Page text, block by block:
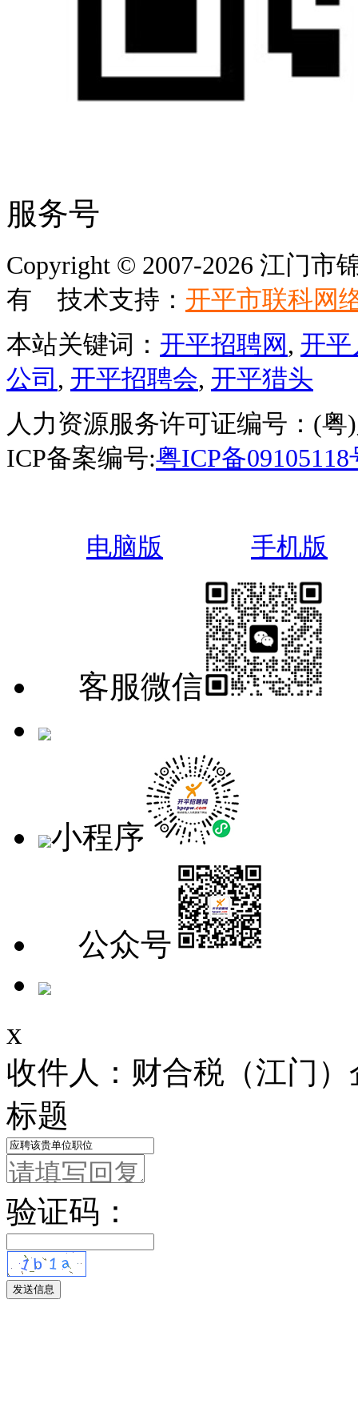
服务号
Copyright © 2007-2026 江门市
有 技术支持： 开平市联科网
本站关键词： 开平招聘网 , 开
公司 , 开平招聘会, 开平猎头
人力资源服务许可证编号：(
ICP备案编号:粤ICP备09105118
电脑版 手机版
客服微信
小程序
公众号
x
收件人：财合税（江门
标题
验证码：